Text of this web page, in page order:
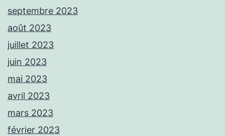
septembre 2023
août 2023
juillet 2023
juin 2023
mai 2023
avril 2023
mars 2023
février 2023